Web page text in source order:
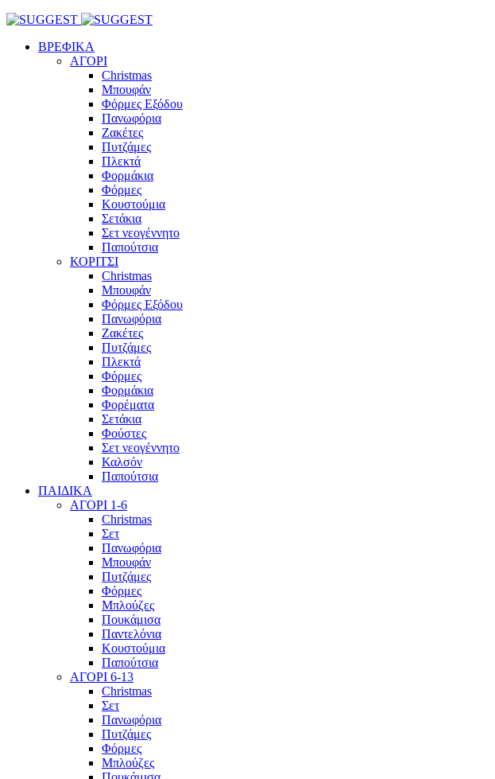
ΒΡΕΦΙΚΑ
ΑΓΟΡΙ
Christmas
Μπουφάν
Φόρμες Εξόδου
Πανωφόρια
Ζακέτες
Πυτζάμες
Πλεκτά
Φορμάκια
Φόρμες
Κουστούμια
Σετάκια
Σετ νεογέννητο
Παπούτσια
ΚΟΡΙΤΣΙ
Christmas
Μπουφάν
Φόρμες Εξόδου
Πανωφόρια
Ζακέτες
Πυτζάμες
Πλεκτά
Φόρμες
Φορμάκια
Φορέματα
Σετάκια
Φούστες
Σετ νεογέννητο
Καλσόν
Παπούτσια
ΠΑΙΔΙΚΑ
ΑΓΟΡΙ 1-6
Christmas
Σετ
Πανωφόρια
Μπουφάν
Πυτζάμες
Φόρμες
Μπλούζες
Πουκάμισα
Παντελόνια
Κουστούμια
Παπούτσια
ΑΓΟΡΙ 6-13
Christmas
Σετ
Πανωφόρια
Πυτζάμες
Φόρμες
Μπλούζες